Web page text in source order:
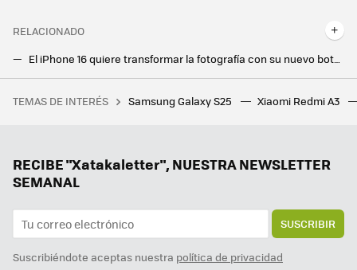
RELACIONADO
Realme se defiende. Su botón de cámara fue anunciado un mes antes del iPhone 16
RootedCon está dispuesta a llegar al Constitucional si tiene que hacerlo: "LaLiga ha hackeado la ley" con los bloqueos de IPs
TEMAS DE INTERÉS Samsung Galaxy S25 Xiaomi Redmi A3
RECIBE "Xatakaletter", NUESTRA NEWSLETTER
SEMANAL
SUSCRIBIR
Suscribiéndote aceptas nuestra política de privacidad